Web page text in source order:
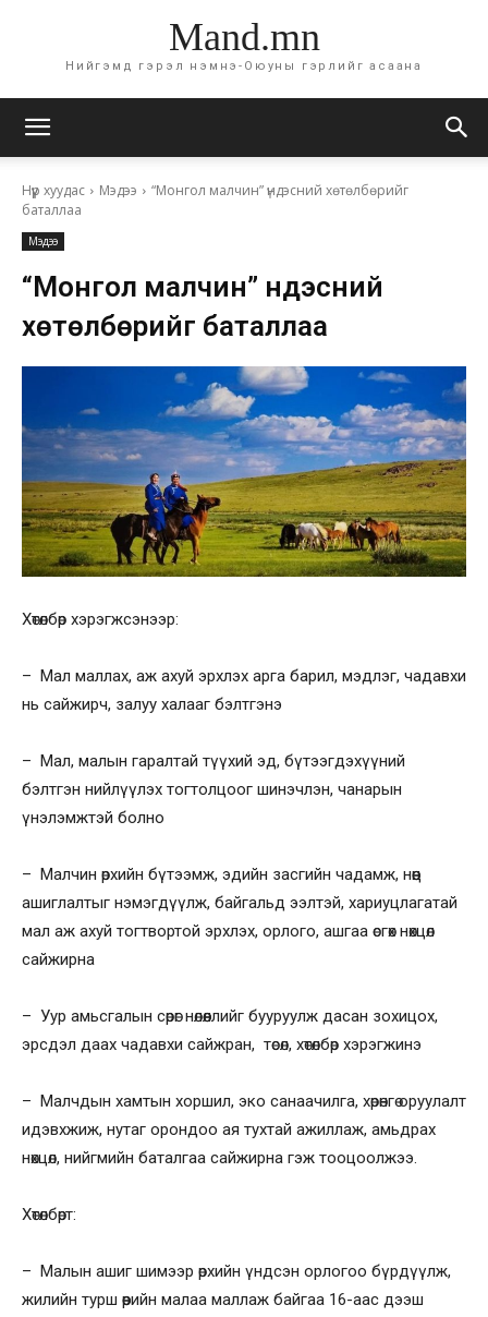
Mand.mn
Нийгэмд гэрэл нэмнэ-Оюуны гэрлийг асаана
Нүүр хуудас Мэдээ
“Монгол малчин” үндэсний хөтөлбөрийг
баталлаа
Мэдээ
“Монгол малчин” үндэсний
хөтөлбөрийг баталлаа
Хөтөлбөр хэрэгжсэнээр:
– Мал маллах, аж ахуй эрхлэх арга барил, мэдлэг, чадавхи
нь сайжирч, залуу халааг бэлтгэнэ
– Мал, малын гаралтай түүхий эд, бүтээгдэхүүний
бэлтгэн нийлүүлэх тогтолцоог шинэчлэн, чанарын
үнэлэмжтэй болно
– Малчин өрхийн бүтээмж, эдийн засгийн чадамж, нөөц
ашиглалтыг нэмэгдүүлж, байгальд ээлтэй, хариуцлагатай
мал аж ахуй тогтвортой эрхлэх, орлого, ашгаа өсгөх нөхцөл
сайжирна
– Уур амьсгалын сөрөг нөлөөллийг бууруулж дасан зохицох,
эрсдэл даах чадавхи сайжран, төсөл, хөтөлбөр хэрэгжинэ
– Малчдын хамтын хоршил, эко санаачилга, хөрөнгө оруулалт
идэвхжиж, нутаг орондоо ая тухтай ажиллаж, амьдрах
нөхцөл, нийгмийн баталгаа сайжирна гэж тооцоолжээ.
Хөтөлбөрт:
– Малын ашиг шимээр өрхийн үндсэн орлогоо бүрдүүлж,
жилийн турш өөрийн малаа маллаж байгаа 16-аас дээш